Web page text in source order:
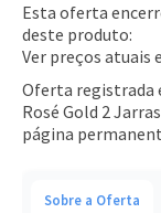
Este blender é
frescos e práticos
transforme sua
Esta oferta
deste produto:
Ver preços atuais
Oferta registrada
Rosé Gold 2
página
Sobre a Oferta